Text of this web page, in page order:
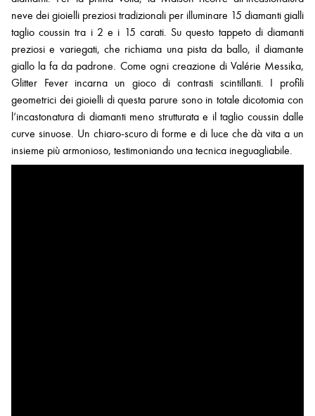
neve dei gioielli preziosi tradizionali per illuminare 15 diamanti gialli
taglio coussin tra i 2 e i 15 carati. Su questo tappeto di diamanti
preziosi e variegati, che richiama una pista da ballo, il diamante
giallo la fa da padrone. Come ogni creazione di Valérie Messika,
Glitter Fever incarna un gioco di contrasti scintillanti. I profili
geometrici dei gioielli di questa parure sono in totale dicotomia con
l’incastonatura di diamanti meno strutturata e il taglio coussin dalle
curve sinuose. Un chiaro-scuro di forme e di luce che dà vita a un
insieme più armonioso, testimoniando una tecnica ineguagliabile.